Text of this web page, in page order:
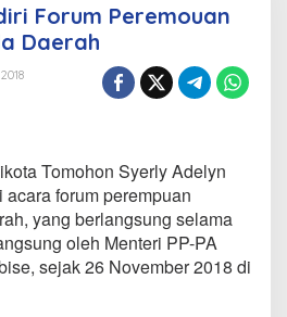
w
i
S
a
d
r
i
F
Forum Peremouan
Daerah
Tomohon Syerly Adelyn
forum perempuan
yang berlangsung selama
oleh Menteri PP-PA
sejak 26 November 2018 di